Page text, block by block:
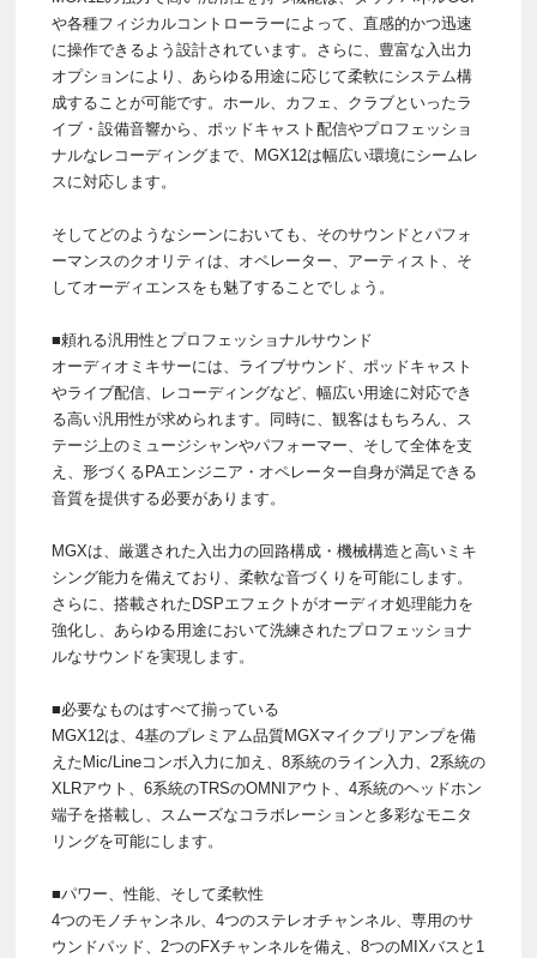
や各種フィジカルコントローラーによって、直感的かつ迅速
に操作できるよう設計されています。さらに、豊富な入出力
オプションにより、あらゆる用途に応じて柔軟にシステム構
成することが可能です。ホール、カフェ、クラブといったラ
イブ・設備音響から、ポッドキャスト配信やプロフェッショ
ナルなレコーディングまで、MGX12は幅広い環境にシームレ
スに対応します。
そしてどのようなシーンにおいても、そのサウンドとパフォ
ーマンスのクオリティは、オペレーター、アーティスト、そ
してオーディエンスをも魅了することでしょう。
■頼れる汎用性とプロフェッショナルサウンド
オーディオミキサーには、ライブサウンド、ポッドキャスト
やライブ配信、レコーディングなど、幅広い用途に対応でき
る高い汎用性が求められます。同時に、観客はもちろん、ス
テージ上のミュージシャンやパフォーマー、そして全体を支
え、形づくるPAエンジニア・オペレーター自身が満足できる
音質を提供する必要があります。
MGXは、厳選された入出力の回路構成・機械構造と高いミキ
シング能力を備えており、柔軟な音づくりを可能にします。
さらに、搭載されたDSPエフェクトがオーディオ処理能力を
強化し、あらゆる用途において洗練されたプロフェッショナ
ルなサウンドを実現します。
■必要なものはすべて揃っている
MGX12は、4基のプレミアム品質MGXマイクプリアンプを備
えたMic/Lineコンボ入力に加え、8系統のライン入力、2系統の
XLRアウト、6系統のTRSのOMNIアウト、4系統のヘッドホン
端子を搭載し、スムーズなコラボレーションと多彩なモニタ
リングを可能にします。
■パワー、性能、そして柔軟性
4つのモノチャンネル、4つのステレオチャンネル、専用のサ
ウンドパッド、2つのFXチャンネルを備え、8つのMIXバスと1